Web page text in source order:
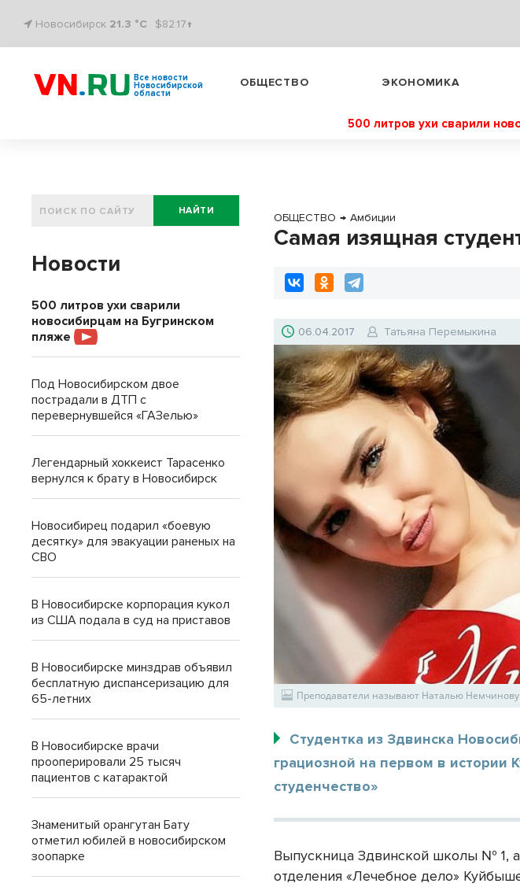
Новосибирск 21.3 °C $82.17↑
Все новости
Новосибирской
области
ОБЩЕСТВО ЭКОНОМИКА
500 литров ухи сварили
ОБЩЕСТВО → Амбиции
Самая изящная
06.04.2017 Татьяна Перемыкина
Преподаватели называют Наталью Немчинову
Студентка из Здвинска
грациозной на первом в истории
студенчество»
Выпускница Здвинской школы № 1, а
отделения «Лечебное дело»
НАЙТИ
Новости
500 литров ухи сварили
новосибирцам на Бугринском
пляже
Под Новосибирском двое
пострадали в ДТП с
перевернувшейся «ГАЗелью»
Легендарный хоккеист Тарасенко
вернулся к брату в Новосибирск
Новосибирец подарил «боевую
десятку» для эвакуации раненых на
СВО
В Новосибирске корпорация кукол
из США подала в суд на приставов
В Новосибирске минздрав объявил
бесплатную диспансеризацию для
65-летних
В Новосибирске врачи
прооперировали 25 тысяч
пациентов с катарактой
Знаменитый орангутан Бату
отметил юбилей в новосибирском
зоопарке